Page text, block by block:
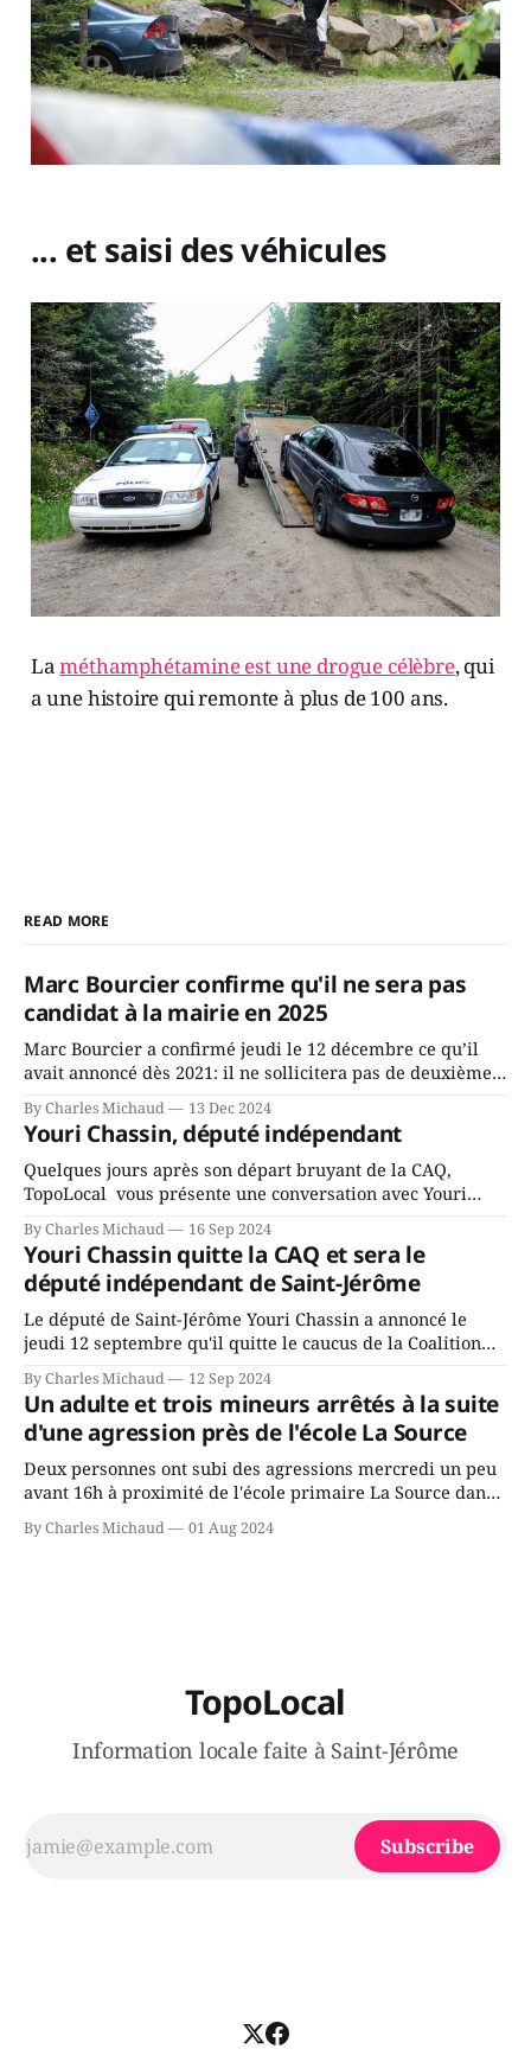
... et saisi des véhicules
Laméthamphétamine est une drogue célèbre, qui
a une histoire qui remonte à plus de 100 ans.
READ MORE
Marc Bourcier confirme qu'il ne sera pas
candidat à la mairie en 2025
Marc Bourcier a confirmé jeudi le 12 décembre ce qu’il
avait annoncé dès 2021: il ne sollicitera pas de deuxième
fait l’annonce en s’adressant aux employés de la ville,
rassemblés en soirée pour leur traditionnel souper
By Charles Michaud 13 Dec 2024
Youri Chassin, député indépendant
Quelques jours après son départ bruyant de la CAQ,
TopoLocal vous présente une conversation avec Youri
depuis longtemps? Sera-t-il candidat indépendant dans 2
ans? Joindrait-il un autre parti, par exemple les
conservateurs d’Éric Duhaime? Que lui
By Charles Michaud 16 Sep 2024
Youri Chassin quitte la CAQ et sera le
député indépendant de Saint-Jérôme
Le député de Saint-Jérôme Youri Chassin a annoncé le
jeudi 12 septembre qu'il quitte le caucus de la Coalition
gouvernement de la CAQ, surtout de son incapacité, qu'il
juge chronique, à offrir des
By Charles Michaud 12 Sep 2024
Un adulte et trois mineurs arrêtés à la suite
d'une agression près de l'école La Source
Deux personnes ont subi des agressions mercredi un peu
avant 16h à proximité de l'école primaire La Source dans
victimes aurait été écrasée sous un véhicule et aspergée
By Charles Michaud 01 Aug 2024
TopoLocal
Information locale faite à Saint-Jérôme
Subscribe